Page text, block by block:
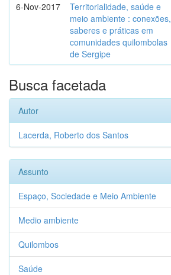
6-Nov-2017
Territorialidade, saúde e
meio ambiente : conexões,
saberes e práticas em
comunidades quilombolas
de Sergipe
Busca facetada
Autor
Lacerda, Roberto dos Santos
Assunto
Espaço, Sociedade e Meio Ambiente
Medio ambiente
Quilombos
Saúde